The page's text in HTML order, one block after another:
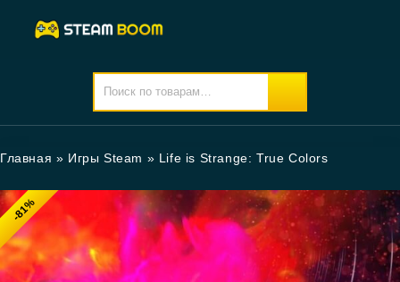
Главная » Игры Steam » Life is Strange: True Colors
-81%